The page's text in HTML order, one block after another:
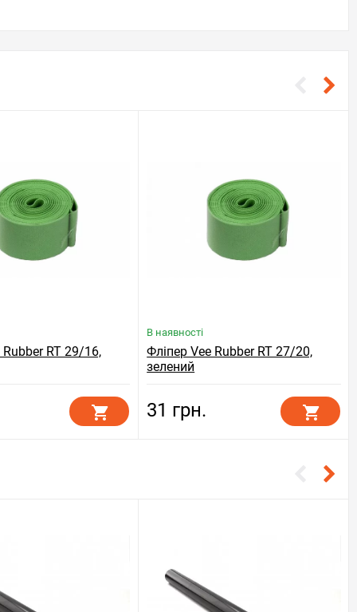
Rubber RT 29/16,
В наявності
Фліпер Vee Rubber RT 27/20,
зелений
31 грн.